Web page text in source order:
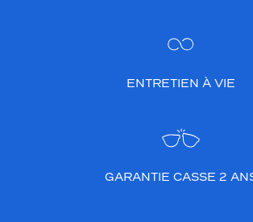
ENTRETIEN À VIE
GARANTIE CASSE 2